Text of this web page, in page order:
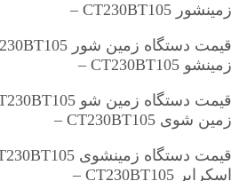
زمینشور CT230BT105 –
زمینشو CT230BT105 –
زمین شوی CT230BT105 –
اسکرابر CT230BT105 –